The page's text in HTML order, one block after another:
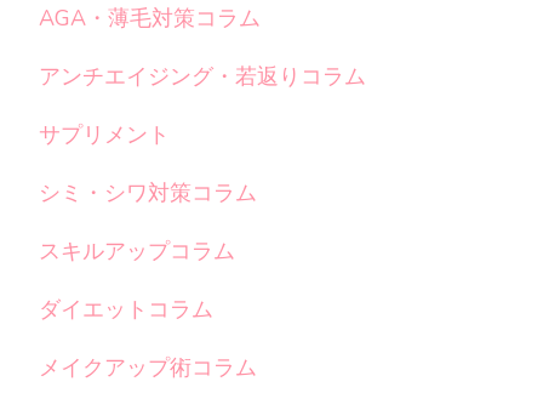
AGA・薄毛対策コラム
アンチエイジング・若返りコラム
サプリメント
シミ・シワ対策コラム
スキルアップコラム
ダイエットコラム
メイクアップ術コラム